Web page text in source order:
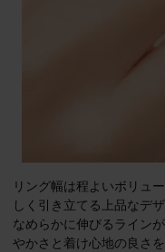
リング幅は程よいボリュ
しく引き立てる上品なデ
なめらかに伸びるライン
やかさと着け心地の良さ